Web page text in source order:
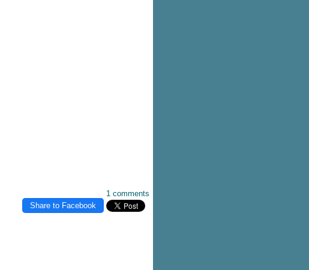
1 comments
Share to Facebook